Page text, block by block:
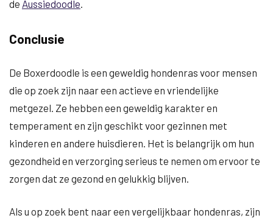
de Aussiedoodle.
Conclusie
De Boxerdoodle is een geweldig hondenras voor mensen
die op zoek zijn naar een actieve en vriendelijke
metgezel. Ze hebben een geweldig karakter en
temperament en zijn geschikt voor gezinnen met
kinderen en andere huisdieren. Het is belangrijk om hun
gezondheid en verzorging serieus te nemen om ervoor te
zorgen dat ze gezond en gelukkig blijven.
Als u op zoek bent naar een vergelijkbaar hondenras, zijn